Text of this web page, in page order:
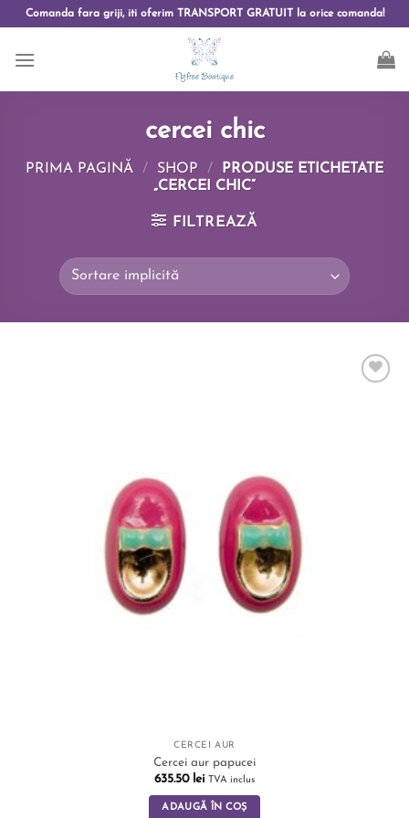
Comanda fara griji, iti oferim TRANSPORT GRATUIT la orice comanda!
cercei chic
PRIMA PAGINĂ / SHOP /
PRODUSE ETICHETATE
„CERCEI CHIC”
FILTREAZĂ
CERCEI AUR
Cercei aur papucei
635.50 lei TVA inclus
ADAUGĂ ÎN COȘ